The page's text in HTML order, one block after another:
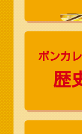
ボンカ
歴